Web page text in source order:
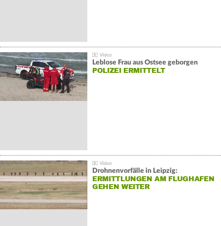
Leblose Frau aus Ostsee geborgen
POLIZEI ERMITTELT
Drohnenvorfälle in Leipzig:
ERMITTLUNGEN AM FLUGHAFEN
GEHEN WEITER